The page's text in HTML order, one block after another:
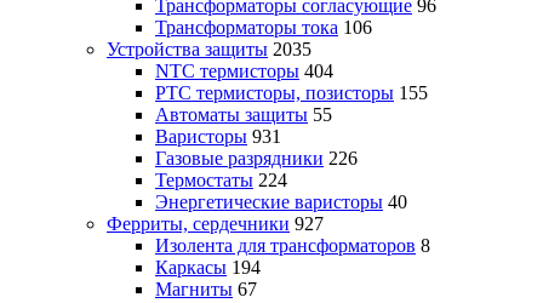
Трансформаторы согласующие 96
Трансформаторы тока 106
Устройства защиты 2035
NTC термисторы 404
PTC термисторы, позисторы 155
Автоматы защиты 55
Варисторы 931
Газовые разрядники 226
Термостаты 224
Энергетические варисторы 40
Ферриты, сердечники 927
Изолента для трансформаторов 8
Каркасы 194
Магниты 67